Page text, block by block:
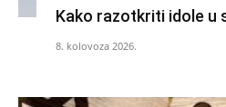
Kako razotkriti idole u
8. kolovoza 2026.